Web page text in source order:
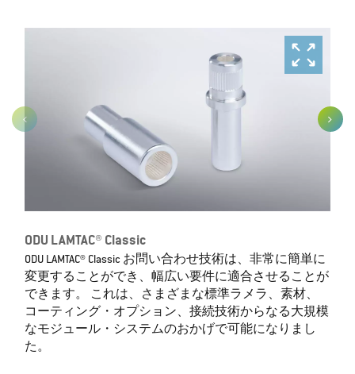
ODU LAMTAC® Classic
ODU LAMTAC® Classic お問い合わせ技術は、非常に簡単に
変更することができ、幅広い要件に適合させることが
できます。 これは、さまざまな標準ラメラ、素材、
コーティング・オプション、接続技術からなる大規模
なモジュール・システムのおかげで可能になりまし
た。